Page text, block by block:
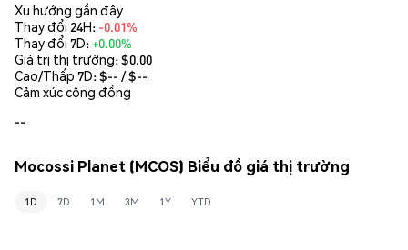
Xu hướng gần đây
Thay đổi 24H: -0.01%
Thay đổi 7D:+0.00%
Giá trị thị trường:$0.00
Cao/Thấp 7D: $-- / $--
Cảm xúc cộng đồng
--
Mocossi Planet (MCOS) Biểu đồ giá thị trường
1D 7D 1M 3M 1Y YTD